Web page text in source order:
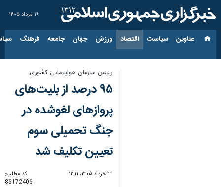
۱۹ مرداد ۱۴۰۵
عناوین‌ سیاست اقتصاد ورزش جهان جامعه فرهنگ
رییس سازمان هواپیمایی کشوری:
۹۵ درصد از بلیت‌های
پروازهای لغوشده در
جنگ تحمیلی سوم
تعیین تکلیف شد
۱۳ خرداد ۱۴۰۵، ۱۲:۱۱
کد مطلب:
86172406